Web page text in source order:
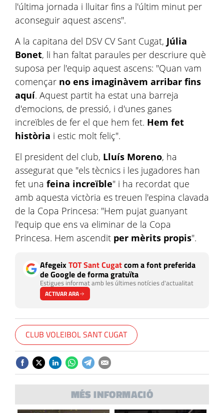
l'última jornada i lluitar fins a l'últim minut per
aconseguir aquest ascens".
A la capitana del DSV CV Sant Cugat, Júlia
Bonet, li han faltat paraules per descriure què
suposa per l'equip aquest ascens: "Quan vam
començar no ens imaginàvem arribar fins
aquí. Aquest partit ha estat una barreja
d'emocions, de pressió, i d'unes ganes
increïbles de fer el que hem fet. Hem fet
història i estic molt feliç".
El president del club, Lluís Moreno, ha
assegurat que "els tècnics i les jugadores han
fet una feina increïble" i ha recordat que
amb aquesta victòria es treuen l'espina clavada
de la Copa Princesa: "Hem pujat guanyant
l'equip que ens va eliminar de la Copa
Princesa. Hem ascendit per mèrits propis".
AfegeixTOT Sant Cugatcom a font preferida
de Google de forma gratuïta
Estigues informat amb les últimes notícies d'actualitat
ACTIVAR ARA
CLUB VOLEIBOL SANT CUGAT
MÉS INFORMACIÓ